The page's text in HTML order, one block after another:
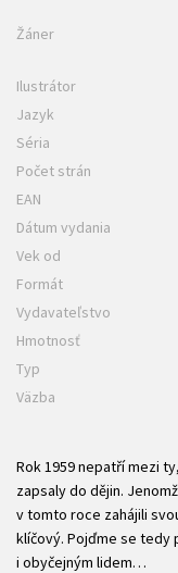
Žáner
Ilustrátor
Jazyk
Séria
Počet strán
EAN
Dátum vydania
Vek od
Formát
Vydavateľstvo
Hmotnosť
Typ
Väzba
Rok 1959 nepatří mezi
zapsaly do dějin.
v tomto roce zahájili
klíčový. Pojďme se tedy
i obyčejným lidem…